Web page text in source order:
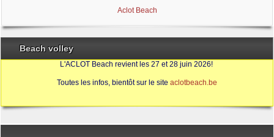
Aclot Beach
Beach volley
L'ACLOT Beach revient les 27 et 28 juin 2026!
Toutes les infos, bientôt sur le site aclotbeach.be